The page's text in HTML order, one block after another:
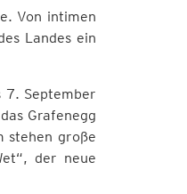
Von intimen
Landes ein
7. September
Grafenegg
stehen große
der neue